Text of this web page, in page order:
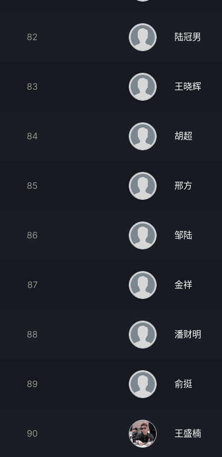
82 陆冠男
83 王晓辉
84 胡超
85 邢方
86 邹陆
87 金祥
88 潘财明
89 俞挺
90 王盛楠